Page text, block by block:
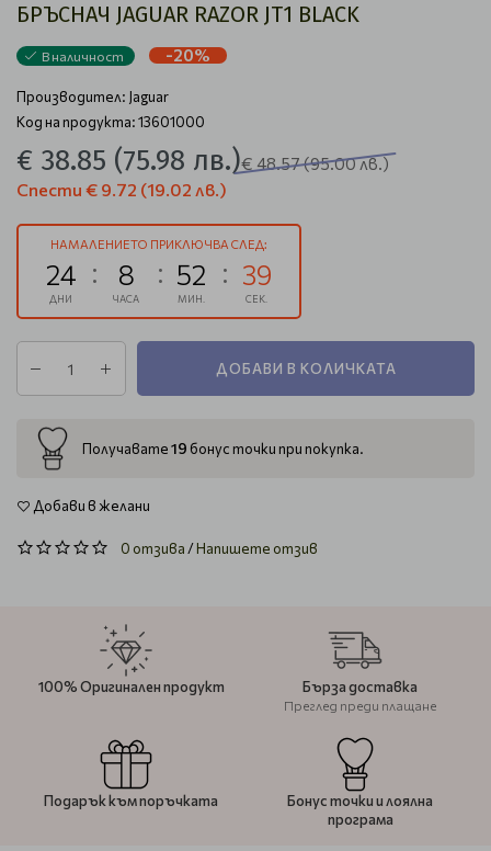
БРЪСНАЧ JAGUAR RAZOR JT1 BLACK
В наличност -20%
Производител: Jaguar
Код на продукта: 13601000
€ 38.85 (75.98 лв.)€ 48.57(95.00 лв.)
Спести € 9.72 (19.02 лв.)
НАМАЛЕНИЕТО ПРИКЛЮЧВА СЛЕД:
24
ДНИ
8
ЧАСА
52
МИН.
38
СЕК.
ДОБАВИ В КОЛИЧКАТА
Получавате19 бонус точки при покупка.
Добави в желани
0 отзива/Напишете отзив
100% Оригинален продукт Бърза доставка
Преглед преди плащане
Подарък към поръчката
Бонус точки и лоялна
програма